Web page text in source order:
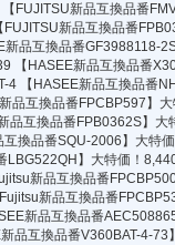
【FUJITSU新品互換品番
FUJITSU新品互換品番
新品互換品番GF3988118-
【HASEE新品互換品番
4
【HASEE新品互換品番
新品互換品番FPCBP597】
品互換品番FPB0362S】大
互換品番SQU-2006】大特
LBG522QH】大特価！
新品互換品番
Fujitsu新品互換品番
新品互換品番
新品互換品番V360BAT-4-